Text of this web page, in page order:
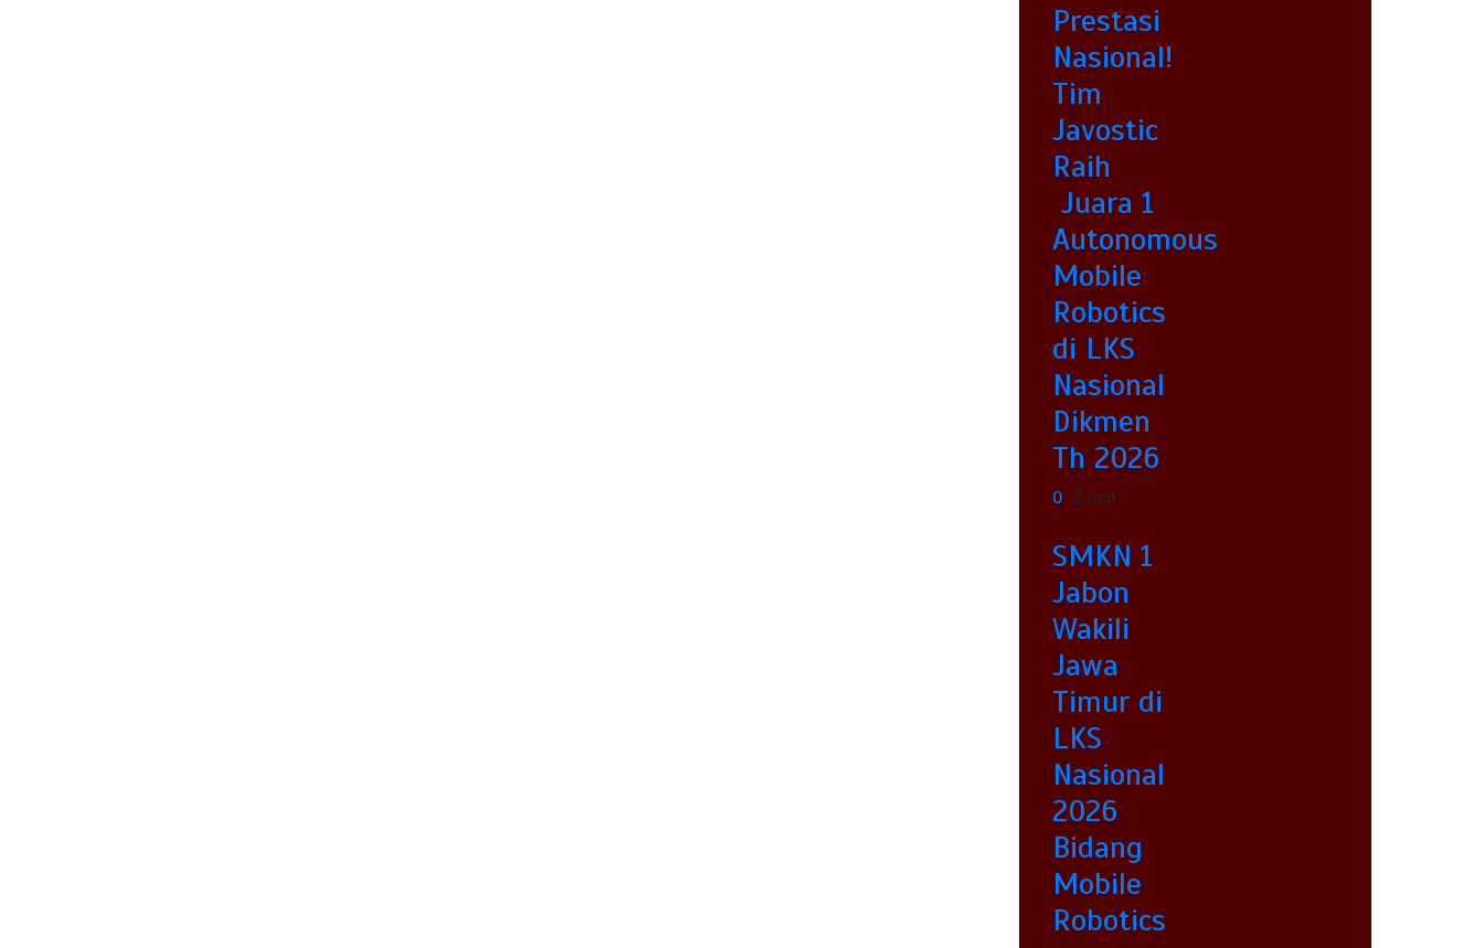
Prestasi
Nasional!
Tim
Javostic
Raih
Juara 1
Autonomous
Mobile
Robotics
di LKS
Nasional
Dikmen
Th 2026
0 2 min
SMKN 1
Jabon
Wakili
Jawa
Timur di
LKS
Nasional
2026
Bidang
Mobile
Robotics